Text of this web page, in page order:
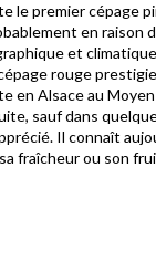
le premier cépage
en raison
et
rouge
en Alsace au
sauf dans
Il connaît
fraîcheur ou son